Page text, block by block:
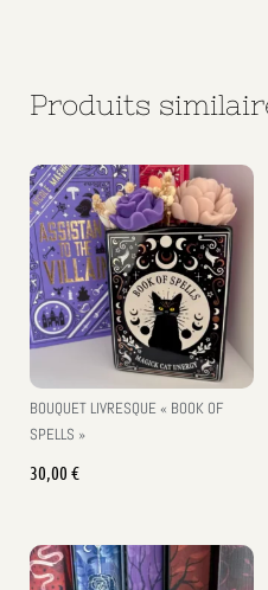
Produits
BOUQUET LIVRESQUE « BOOK OF
SPELLS »
30,00 €